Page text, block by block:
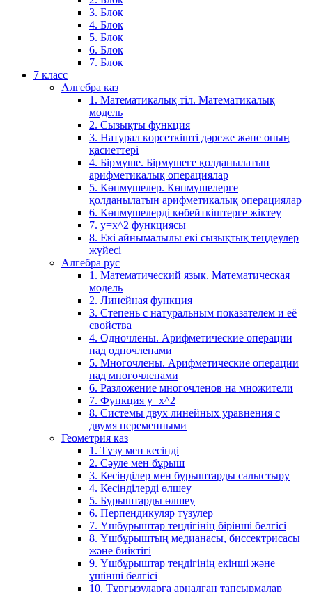
3. Блок
4. Блок
5. Блок
6. Блок
7. Блок
7 класс
Алгебра каз
1. Математикалық тіл. Математикалық
модель
2. Сызықты функция
3. Натурал көрсеткішті дәреже және оның
қасиеттері
4. Бірмүше. Бірмүшеге қолданылатын
арифметикалық операциялар
5. Көпмүшелер. Көпмүшелерге
қолданылатын арифметикалық операциялар
6. Көпмүшелерді көбейткіштерге жіктеу
7. у=х^2 функциясы
8. Екі айнымалылы екі сызықтық теңдеулер
жүйесі
Алгебра рус
1. Математический язык. Математическая
модель
2. Линейная функция
3. Степень с натуральным показателем и её
свойства
4. Одночлены. Арифметические операции
над одночленами
5. Многочлены. Арифметические операции
над многочленами
6. Разложение многочленов на множители
7. Функция y=x^2
8. Системы двух линейных уравнения с
двумя переменными
Геометрия каз
1. Түзу мен кесінді
2. Сәуле мен бұрыш
3. Кесінділер мен бұрыштарды салыстыру
4. Кесінділерді өлшеу
5. Бұрыштарды өлшеу
6. Перпендикуляр түзулер
7. Үшбұрыштар теңдігінің бірінші белгісі
8. Үшбұрыштың медианасы, биссектрисасы
және биіктігі
9. Үшбұрыштар теңдігінің екінші және
үшінші белгісі
10. Тұрғызуларға арналған тапсырмалар